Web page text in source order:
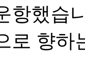
항했습
로 향하